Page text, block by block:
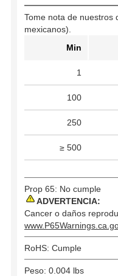
Tome nota de nuestros
mexicanos).
Min
1
100
250
≥ 500
Prop 65: No cumple
ADVERTENCIA:
Cancer o daños
RoHS: Cumple
Peso: 0.004 lbs